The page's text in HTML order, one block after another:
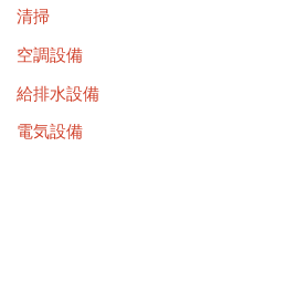
清掃
空調設備
給排水設備
電気設備